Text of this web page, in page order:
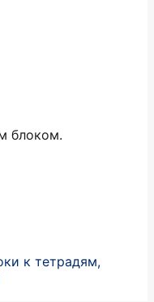
блоком.
к тетрадям,